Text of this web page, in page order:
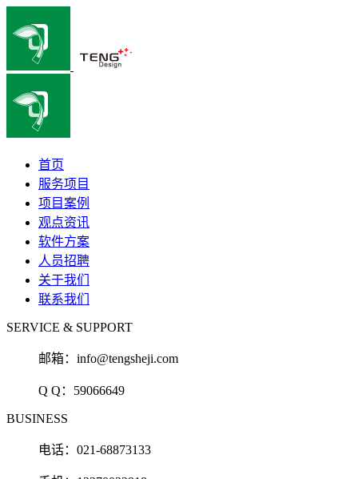
首页
服务项目
项目案例
观点资讯
软件方案
人员招聘
关于我们
联系我们
SERVICE & SUPPORT
邮箱： info@tengsheji.com
Q Q： 59066649
BUSINESS
电话：021-68873133